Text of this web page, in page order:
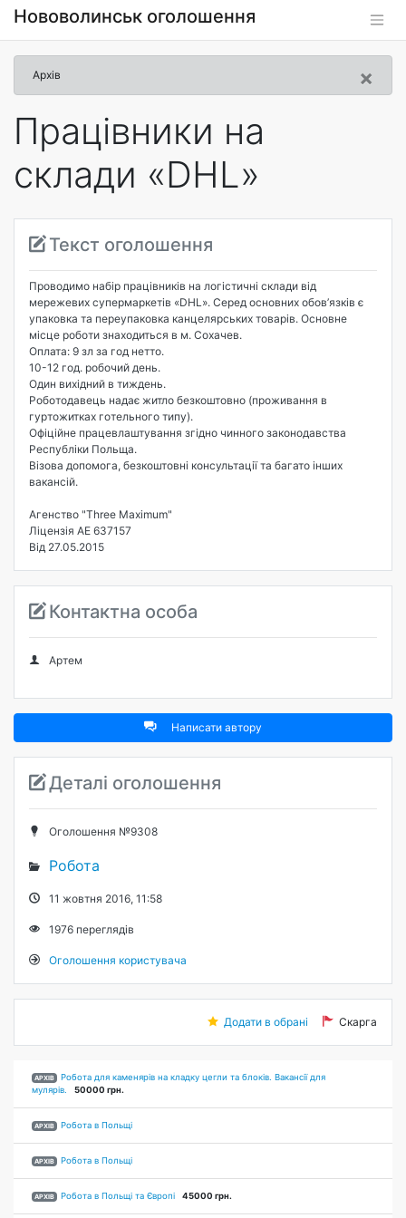
Нововолинськ оголошення
×
Архів
Працівники на
склади «DHL»
Текст оголошення
Проводимо набір працівників на логістичні склади від
мережевих супермаркетів «DHL». Серед основних обов’язків є
упаковка та переупаковка канцелярських товарів. Основне
місце роботи знаходиться в м. Сохачев.
Оплата: 9 зл за год нетто.
10-12 год. робочий день.
Один вихідний в тиждень.
Роботодавець надає житло безкоштовно (проживання в
гуртожитках готельного типу).
Офіційне працевлаштування згідно чинного законодавства
Республіки Польща.
Візова допомога, безкоштовні консультації та багато інших
вакансій.
Агенство "Three Maximum"
Ліцензія АЕ 637157
Від 27.05.2015
Контактна особа
Артем
Написати автору
Деталі оголошення
Оголошення №9308
Робота
11 жовтня 2016, 11:58
1976 переглядів
Оголошення користувача
Скарга
Додати в обрані
АРХІВ
Робота для каменярів на кладку цегли та блоків. Вакансії для
мулярів.
50000 грн.
АРХІВ Робота в Польщі
АРХІВ Робота в Польщі
АРХІВ Робота в Польщі та Європі 45000 грн.